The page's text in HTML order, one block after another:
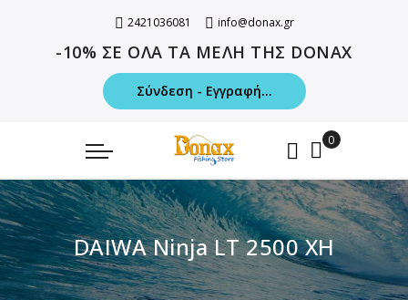
2421036081 info@donax.gr
-10% ΣΕ ΟΛΑ ΤΑ ΜΕΛΗ ΤΗΣ DONAX
Σύνδεση - Εγγραφή...
DAIWA Ninja LT 2500 XH